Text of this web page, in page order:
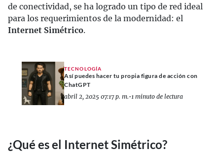
de conectividad, se ha logrado un tipo de red ideal
para los requerimientos de la modernidad: el
Internet Simétrico.
TECNOLOGÍA
Así puedes hacer tu propia figura de acción con
ChatGPT
abril 2, 2025 07:17 p. m.•1 minuto de lectura
¿Qué es el Internet Simétrico?